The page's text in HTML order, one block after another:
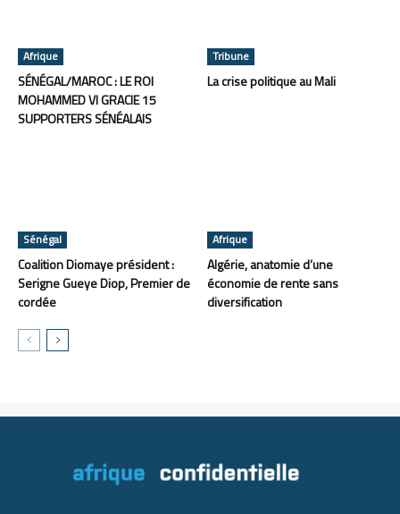
Afrique
SÉNÉGAL/MAROC : LE ROI
MOHAMMED VI GRACIE 15
SUPPORTERS SÉNÉALAIS
Tribune
La crise politique au Mali
Sénégal
Coalition Diomaye président :
Serigne Gueye Diop, Premier de
cordée
Afrique
Algérie, anatomie d’une
économie de rente sans
diversification